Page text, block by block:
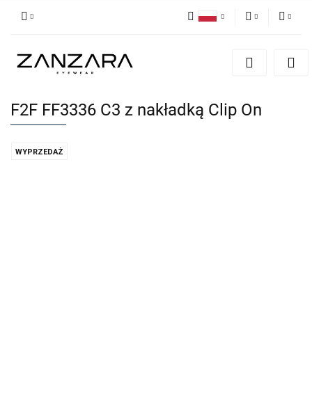
F2F FF3336 C3 z nakładką Clip On
WYPRZEDAŻ